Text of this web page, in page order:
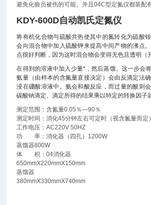
避免化验员被伤的可能。并且04C型定氮仪都装配
KDY-600D自动凯氏定氮仪
将有机化合物与硫酸共热使其中的氮转化为硫酸
会向混合物中加入硫酸钾来提高中间产物的沸点
点很好判断，因为这时混合物会变得无色且透明（
在得到的溶液中加入少量*，然后蒸馏。这一步会
氨量（由样本的含氮量直接决定）会由反滴定法
浸在硼酸溶液中。氨会和酸反应，而过量的酸则
碳酸钠滴定。滴定所得的结果乘以特定的转换因子
测定范围：含氮量0.05％—90％
测定时间：消化45分钟左右可定时（视含氮量而定
工作电压：AC220V 50HZ
功 率：消化器（四孔）1200W
蒸馏器800W
体 积：04消化器
650mmX220mmX150mm
蒸馏器
380mmX330mmX740mm